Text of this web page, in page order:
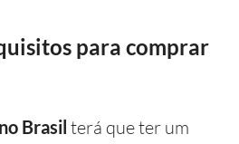
para comprar
Brasil terá que ter um